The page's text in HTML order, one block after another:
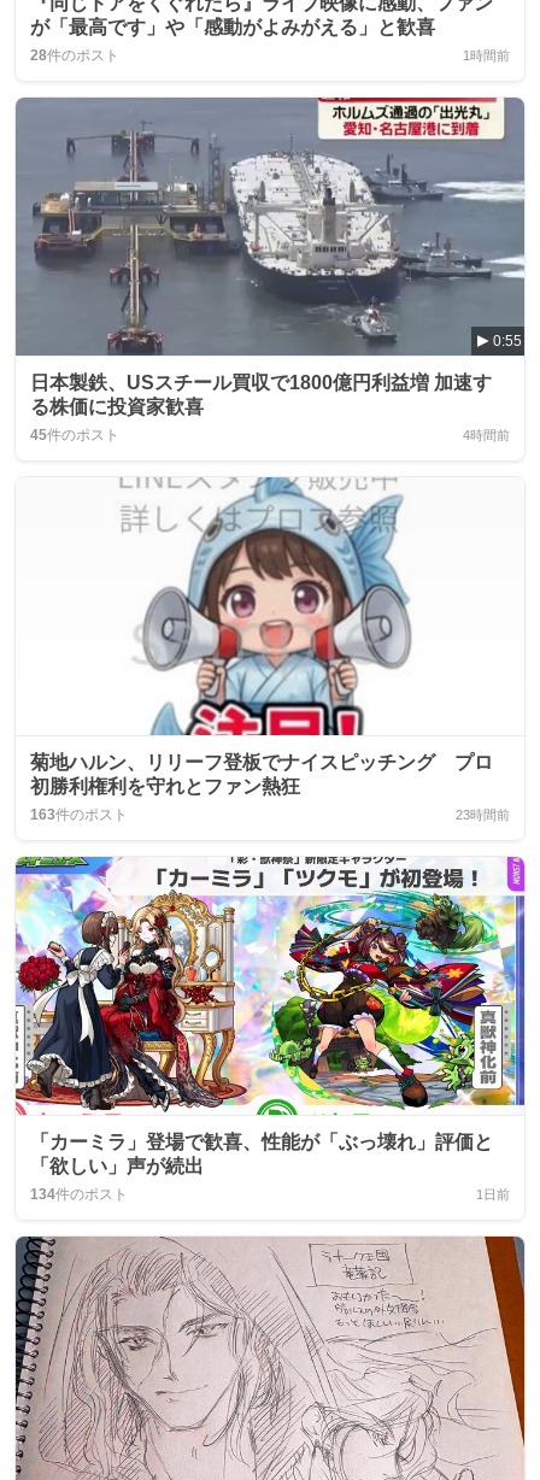
が「最高です」や「感動がよみがえる」と歓喜
28件のポスト 1時間前
0:55
日本製鉄、USスチール買収で1800億円利益増 加速す
る株価に投資家歓喜
45件のポスト 4時間前
菊地ハルン、リリーフ登板でナイスピッチング プロ
初勝利権利を守れとファン熱狂
163件のポスト 23時間前
「カーミラ」登場で歓喜、性能が「ぶっ壊れ」評価と
「欲しい」声が続出
134件のポスト 1日前